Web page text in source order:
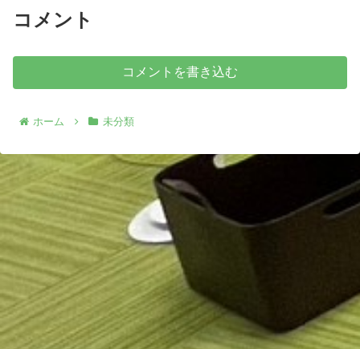
コメント
コメントを書き込む
ホーム 未分類